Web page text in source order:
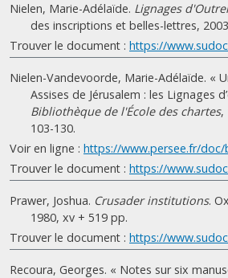
Nielen, Marie-Adélaïde. Lignages
des inscriptions et belles-lettres,
Trouver le document : https://
Nielen-Vandevoorde, Marie-Adélaïde. «
Assises de Jérusalem : les Lignages
Bibliothèque de l'École des chartes,
103-130.
Voir en ligne : https://www.persee.fr/doc/
Trouver le document : https://
Prawer, Joshua. Crusader institutions.
1980, xv + 519 pp.
Trouver le document : https://
Recoura, Georges. « Notes sur six